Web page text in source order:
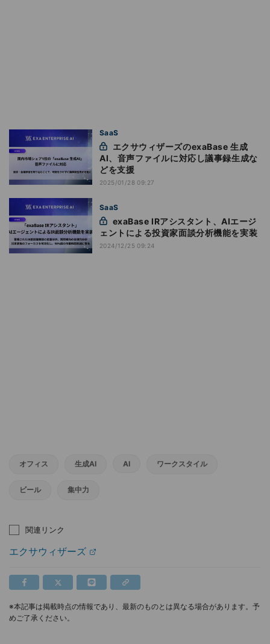
SaaS
AI、音声ファイルに対応し議事録生成な
どを支援
2025/01/28 09:27
SaaS
ェントによる投資家面談分析機能を実装
2024/12/25 09:24
オフィス 生成AI AI ワークスタイル
ビール 集中力
関連リンク
エクサウィザーズ
※本記事は掲載時点の情報であり、最新のものとは異なる場合があります。予
めご了承ください。